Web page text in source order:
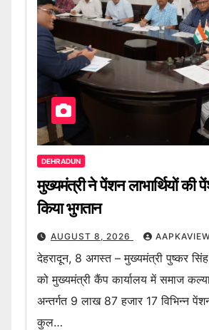
DEHRADUN
मुख्यमंत्री ने पेंशन लाभार्थियों की
किया भुगतान
AUGUST 8, 2026
देहरादून, 8 अगस्त – मुख्यमंत्री पुष्कर सिंह
को मुख्यमंत्री कैंप कार्यालय में समाज
अन्तर्गत 9 लाख 87 हजार 17 विभिन्न पेंशन
कुल…